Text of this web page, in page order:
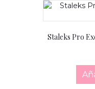
Staleks Pro